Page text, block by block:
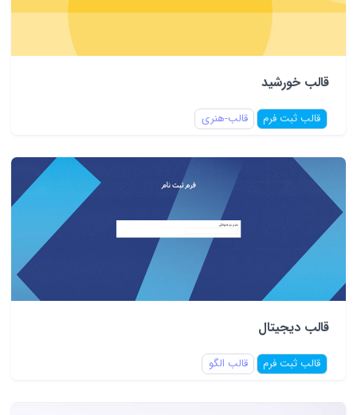
قالب خورشید
قالب ثبت فرم قالب-هنری
قالب دیجیتال
قالب ثبت فرم قالب الگو